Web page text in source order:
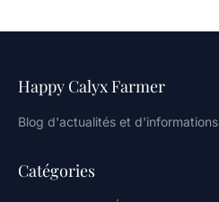
Happy Calyx Farmer
Blog d'actualités et d'informations
Catégories